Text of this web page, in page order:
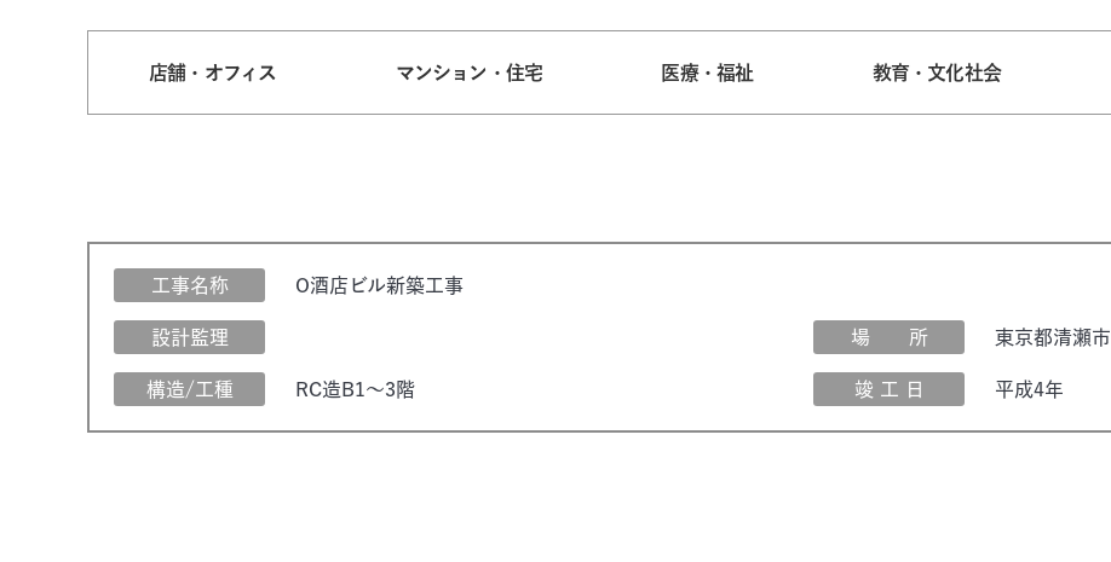
店舗・オフィス マンション・住宅 医療・福祉 教育・文化社会
工事名称 O酒店ビル新築工事
設計監理 場 所 東京都清瀬市
構造/工種 RC造B1～3階 竣 工 日 平成4年